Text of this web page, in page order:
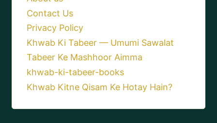
Contact Us
Privacy Policy
Khwab Ki Tabeer — Umumi Sawalat
Tabeer Ke Mashhoor Aimma
khwab-ki-tabeer-books
Khwab Kitne Qisam Ke Hotay Hain?